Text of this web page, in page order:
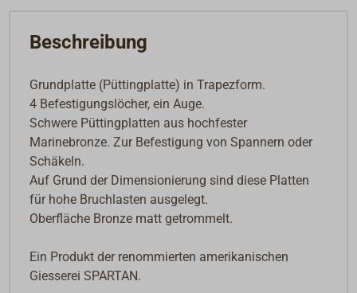
Beschreibung
Grundplatte (Püttingplatte) in Trapezform.
4 Befestigungslöcher, ein Auge.
Schwere Püttingplatten aus hochfester
Marinebronze. Zur Befestigung von Spannern oder
Schäkeln.
Auf Grund der Dimensionierung sind diese Platten
für hohe Bruchlasten ausgelegt.
Oberfläche Bronze matt getrommelt.
Ein Produkt der renommierten amerikanischen
Giesserei SPARTAN.